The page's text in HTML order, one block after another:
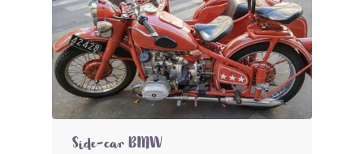
Side-car BMW